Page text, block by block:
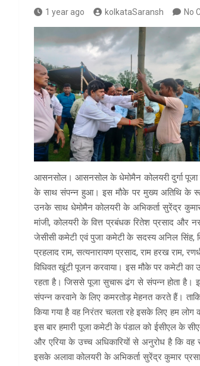
1 year ago kolkataSaransh No
आसनसोल। आसनसोल के धेमोमैन कोलयरी दुर्गा पूजा
के साथ संपन्न हुआ। इस मौके पर मुख्य अतिथि के रूप
उनके साथ धेमोमैन कोलयरी के अभिकर्ता सुरेंद्र
मांजी, कोलयरी के वित्त प्रबंधक रितेश प्रसाद और
जेसीसी कमेटी एवं पुजा कमेटी के सदस्य अनिल सिंह,
प्रहलाद राम, सत्यनारायण प्रसाद, राम हरख राम,
विधिवत खूंटी पूजन करवाया। इस मौके पर कमेटी का
रहता है। जिससे पूजा सुचारू ढंग से संपन्न होता है।
संपन्न करवाने के लिए कमरतोड़ मेहनत करते हैं।
किया गया है वह निरंतर चलता रहे इसके लिए हम
इस बार हमारी पूजा कमेटी के पंडाल को ईसीएल के
और एरिया के उच्च अधिकारियों से अनुरोध है कि
इसके अलावा कोलयरी के अभिकर्ता सुरेंद्र कुमार